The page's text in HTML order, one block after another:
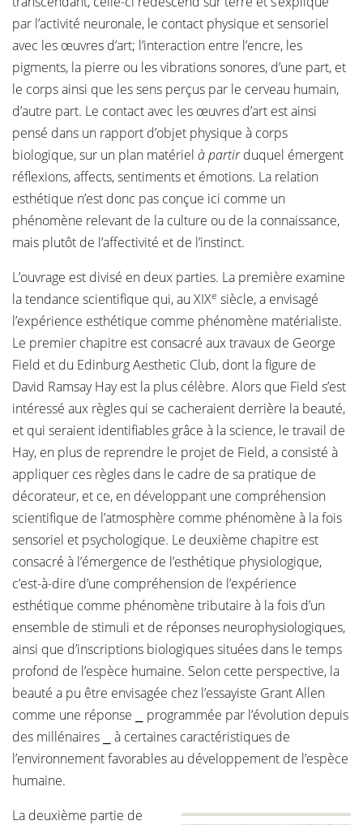
par l’activité neuronale, le contact physique et sensoriel
avec les œuvres d’art; l’interaction entre l’encre, les
pigments, la pierre ou les vibrations sonores, d’une part, et
le corps ainsi que les sens perçus par le cerveau humain,
d’autre part. Le contact avec les œuvres d’art est ainsi
pensé dans un rapport d’objet physique à corps
biologique, sur un plan matériel à partirduquel émergent
réflexions, affects, sentiments et émotions. La relation
esthétique n’est donc pas conçue ici comme un
phénomène relevant de la culture ou de la connaissance,
mais plutôt de l’affectivité et de l’instinct.
L’ouvrage est divisé en deux parties. La première examine
la tendance scientifique qui, au XIXe siècle, a envisagé
l’expérience esthétique comme phénomène matérialiste.
Le premier chapitre est consacré aux travaux de George
Field et du Edinburg Aesthetic Club, dont la figure de
David Ramsay Hay est la plus célèbre. Alors que Field s’est
intéressé aux règles qui se cacheraient derrière la beauté,
et qui seraient identifiables grâce à la science, le travail de
Hay, en plus de reprendre le projet de Field, a consisté à
appliquer ces règles dans le cadre de sa pratique de
décorateur, et ce, en développant une compréhension
scientifique de l’atmosphère comme phénomène à la fois
sensoriel et psychologique. Le deuxième chapitre est
consacré à l’émergence de l’esthétique physiologique,
c’est-à-dire d’une compréhension de l’expérience
esthétique comme phénomène tributaire à la fois d’un
ensemble de stimuli et de réponses neurophysiologiques,
ainsi que d’inscriptions biologiques situées dans le temps
profond de l’espèce humaine. Selon cette perspective, la
beauté a pu être envisagée chez l’essayiste Grant Allen
comme une réponse ⎯ programmée par l’évolution depuis
des millénaires ⎯ à certaines caractéristiques de
l’environnement favorables au développement de l’espèce
humaine.
La deuxième partie de